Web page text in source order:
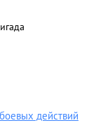
действий